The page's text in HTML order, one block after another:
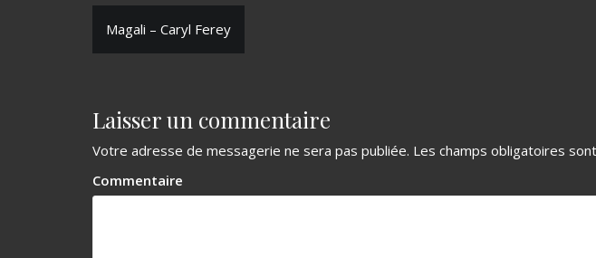
N
i
g
a
Magali – Caryl Ferey
Laisser un commentaire
Votre adresse de messagerie ne sera pas publiée. Les champs obligatoires
Commentaire